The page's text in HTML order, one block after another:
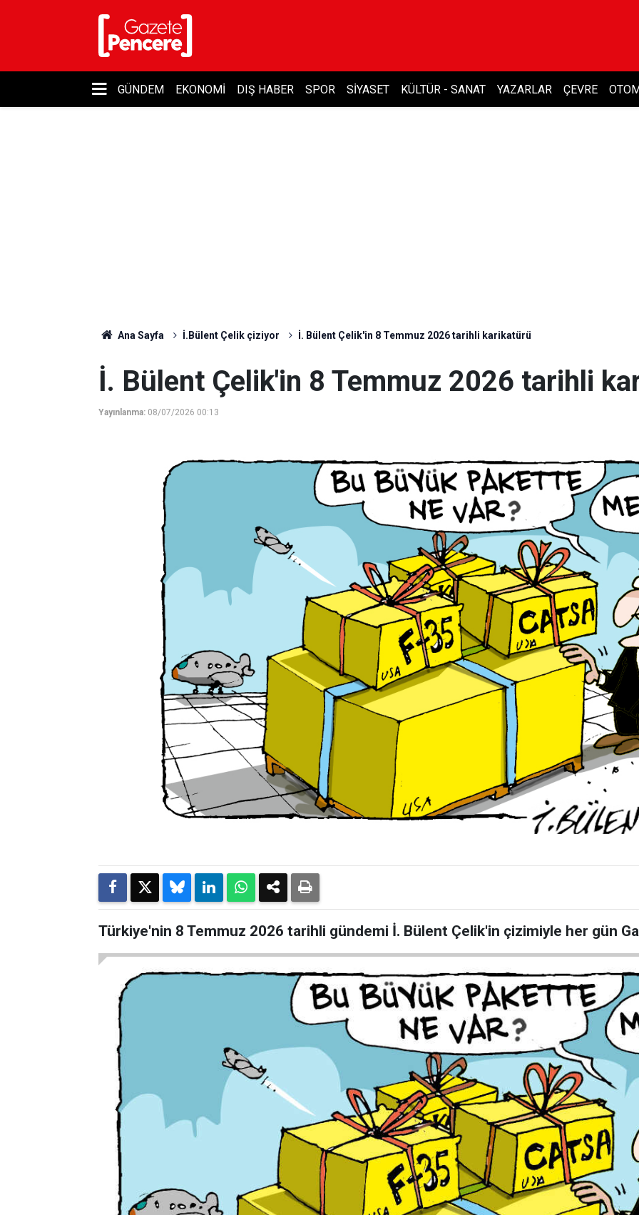
GÜNDEM EKONOMI DIŞ HABER SPOR SIYASET KÜLTÜR - SANAT YAZARLAR ÇEVRE
Ana Sayfa İ.Bülent Çelik çiziyor İ. Bülent Çelik'in 8 Temmuz 2026 tarihli karikatürü
İ. Bülent Çelik'in 8 Temmuz 2026 tarihli
Yayınlanma: 08/07/2026 00:13
Türkiye'nin 8 Temmuz 2026 tarihli gündemi İ. Bülent Çelik'in çizimiyle her gün